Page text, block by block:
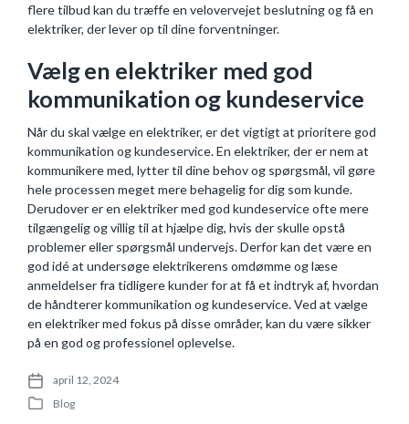
flere tilbud kan du træffe en velovervejet beslutning og få en
elektriker, der lever op til dine forventninger.
Vælg en elektriker med god
kommunikation og kundeservice
Når du skal vælge en elektriker, er det vigtigt at prioritere god
kommunikation og kundeservice. En elektriker, der er nem at
kommunikere med, lytter til dine behov og spørgsmål, vil gøre
hele processen meget mere behagelig for dig som kunde.
Derudover er en elektriker med god kundeservice ofte mere
tilgængelig og villig til at hjælpe dig, hvis der skulle opstå
problemer eller spørgsmål undervejs. Derfor kan det være en
god idé at undersøge elektrikerens omdømme og læse
anmeldelser fra tidligere kunder for at få et indtryk af, hvordan
de håndterer kommunikation og kundeservice. Ved at vælge
en elektriker med fokus på disse områder, kan du være sikker
på en god og professionel oplevelse.
P
april 12, 2024
P
Blog